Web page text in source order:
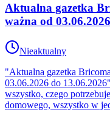
Aktualna gazetka
ważna od
Nieaktualny
"Aktualna gazetka
03.06.2026 do
wszystko, czego
domowego, wszystko w